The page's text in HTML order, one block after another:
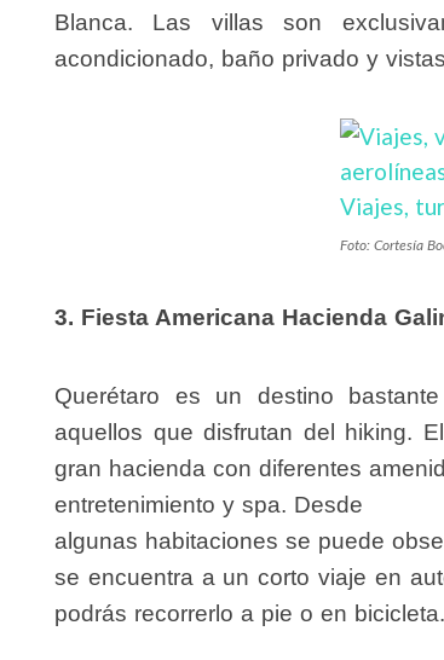
Blanca. Las villas son
acondicionado, baño privado y
Foto: Cortesía
3. Fiesta Americana Hacienda
Querétaro es un destino
aquellos que disfrutan del hiking.
gran hacienda con diferentes
entretenimiento y spa. Desde
algunas habitaciones se puede
se encuentra a un corto viaje en
podrás recorrerlo a pie o en bicicleta.